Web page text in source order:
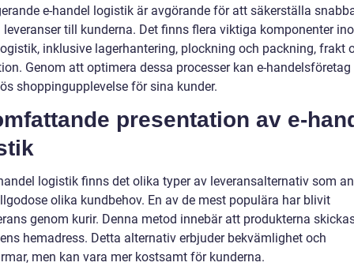
e-handel logistik är avgörande för att säkerställa
till kunderna. Det finns flera viktiga komponenter
inklusive lagerhantering, plockning och packning, frakt
Genom att optimera dessa processer kan e-handelsföretag
shoppingupplevelse för sina kunder.
presentation av e-
logistik finns det olika typer av leveransalternativ som
olika kundbehov. En av de mest populära har blivit
genom kurir. Denna metod innebär att produkterna
hemadress. Detta alternativ erbjuder bekvämlighet och
men kan vara mer kostsamt för kunderna.